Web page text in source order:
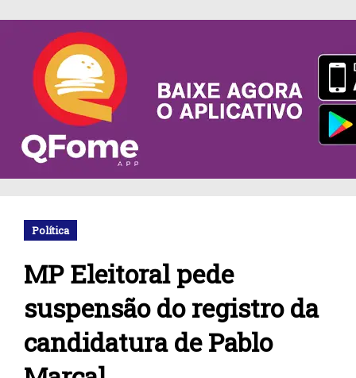
Política
MP Eleitoral pede
suspensão do registro da
candidatura de Pablo